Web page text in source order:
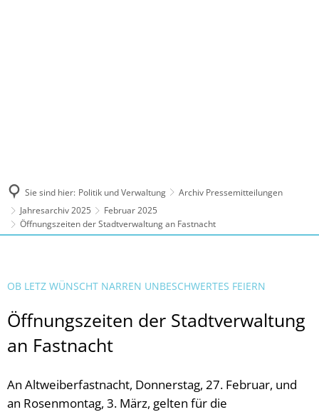
Sie sind hier: Politik und Verwaltung
Archiv Pressemitteilungen
Jahresarchiv 2025
Februar 2025
Öffnungszeiten der Stadtverwaltung an Fastnacht
OB LETZ WÜNSCHT NARREN UNBESCHWERTES FEIERN
Öffnungszeiten der Stadtverwaltung
an Fastnacht
An Altweiberfastnacht, Donnerstag, 27. Februar, und
an Rosenmontag, 3. März, gelten für die